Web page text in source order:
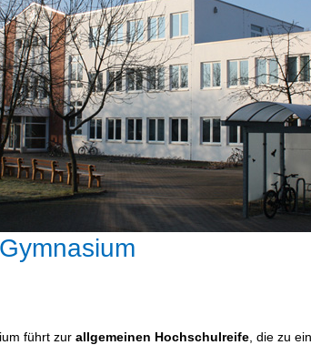
führt zur allgemeinen Hochschulreife , die zu